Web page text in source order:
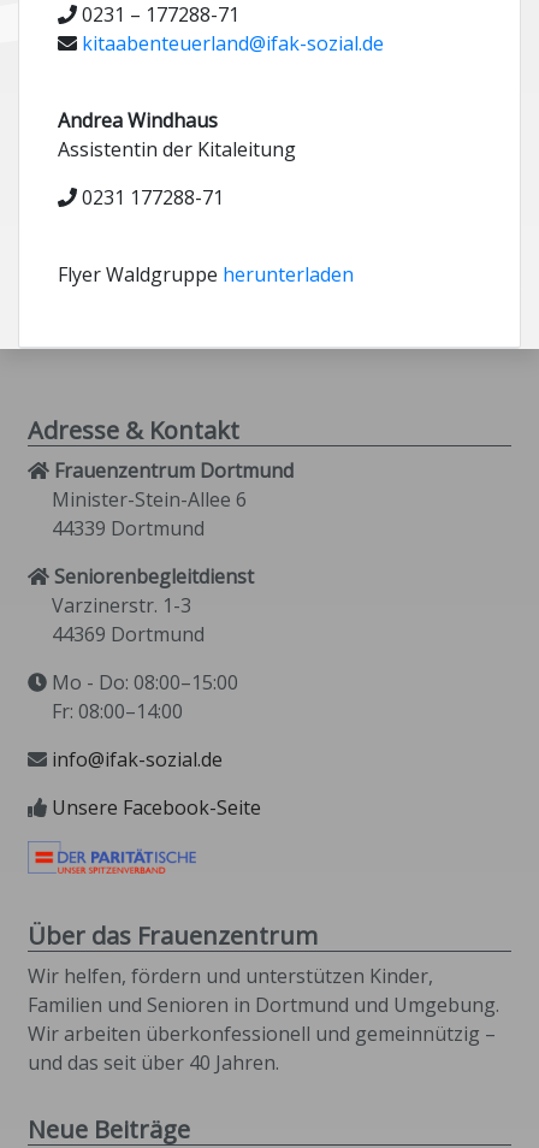
0231 – 177288-71
kitaabenteuerland@ifak-sozial.de
Andrea Windhaus
Assistentin der Kitaleitung
0231 177288-71
Flyer Waldgruppe herunterladen
Adresse & Kontakt
Frauenzentrum Dortmund
Minister-Stein-Allee 6
44339 Dortmund
Seniorenbegleitdienst
Varzinerstr. 1-3
44369 Dortmund
Mo - Do: 08:00–15:00
Fr: 08:00–14:00
info@ifak-sozial.de
Unsere Facebook-Seite
Über das Frauenzentrum
Wir helfen, fördern und unterstützen Kinder,
Familien und Senioren in Dortmund und Umgebung.
Wir arbeiten überkonfessionell und gemeinnützig –
und das seit über 40 Jahren.
Neue Beiträge